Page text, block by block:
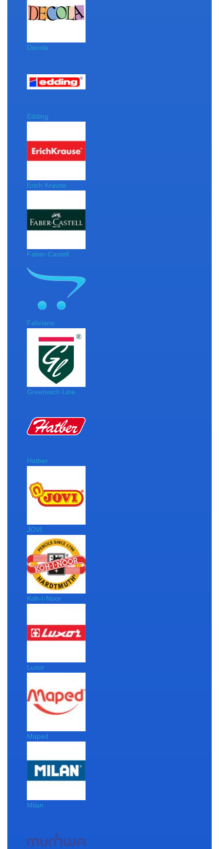
Decola
Edding
Erich Krause
Faber-Castell
Fabriano
Greenwich Line
Hatber
JOVI
Koh-I-Noor
Luxor
Maped
Milan